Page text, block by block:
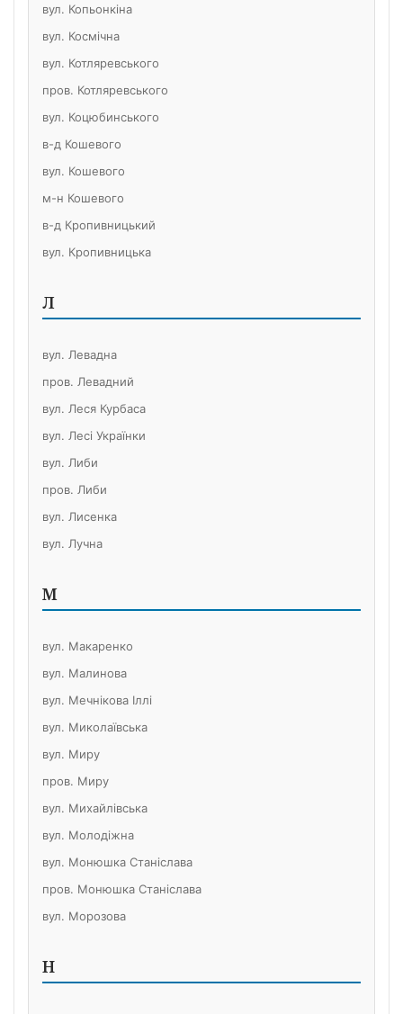
вул. Копьонкіна
вул. Космічна
вул. Котляревського
пров. Котляревського
вул. Коцюбинського
в-д Кошевого
вул. Кошевого
м-н Кошевого
в-д Кропивницький
вул. Кропивницька
Л
вул. Левадна
пров. Левадний
вул. Леся Курбаса
вул. Лесі Українки
вул. Либи
пров. Либи
вул. Лисенка
вул. Лучна
М
вул. Макаренко
вул. Малинова
вул. Мечнікова Іллі
вул. Миколаївська
вул. Миру
пров. Миру
вул. Михайлівська
вул. Молодіжна
вул. Монюшка Станіслава
пров. Монюшка Станіслава
вул. Морозова
Н